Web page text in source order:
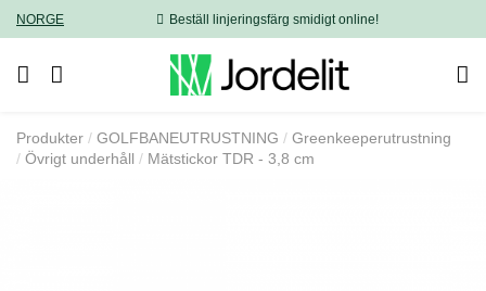
NORGE Beställ linjeringsfärg smidigt online!
Produkter GOLFBANEUTRUSTNING
Greenkeeperutrustning
Övrigt underhåll
Mätstickor TDR - 3,8 cm